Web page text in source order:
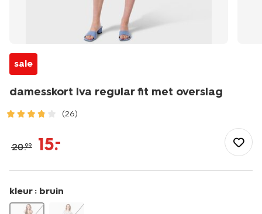
sale
damesskort Iva regular fit met overslag
(26)
regular-
met-
overslag-
36251063.html
20.99 15.–
kleur : bruin